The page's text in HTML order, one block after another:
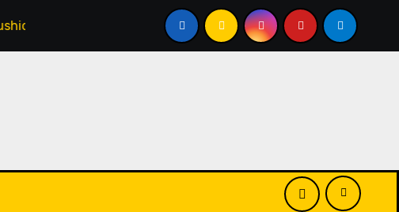
SPF 50+ PA+++ Juara Terbaru dalam Kombinasi Skincare dan